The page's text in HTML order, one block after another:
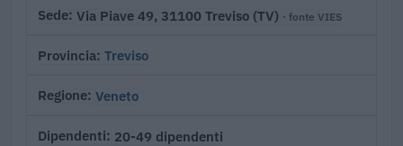
Sede Via Piave 49, 31100 Treviso (TV) · fonte VIES
Provincia Treviso
Regione Veneto
Dipendenti 20-49 dipendenti